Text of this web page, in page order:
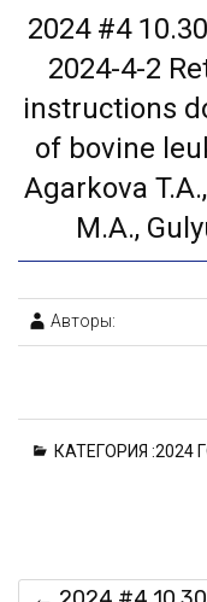
2024 #4
2024-4-2
instructions
of bovine
Agarkova
M.A.,
Авторы:
КАТЕГОРИЯ :2024